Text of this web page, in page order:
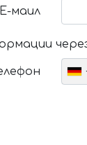
Е-маил